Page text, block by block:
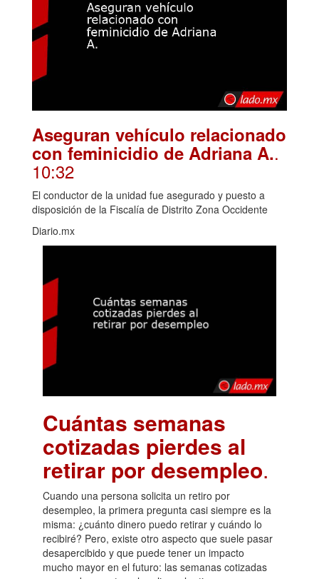
Aseguran vehículo relacionado
con feminicidio de Adriana A..
10:32
El conductor de la unidad fue asegurado y puesto a
disposición de la Fiscalía de Distrito Zona Occidente
Diario.mx
Cuántas semanas
cotizadas pierdes al
retirar por desempleo.
Cuando una persona solicita un retiro por
desempleo, la primera pregunta casi siempre es la
misma: ¿cuánto dinero puedo retirar y cuándo lo
recibiré? Pero, existe otro aspecto que suele pasar
desapercibido y que puede tener un impacto
mucho mayor en el futuro: las semanas cotizadas